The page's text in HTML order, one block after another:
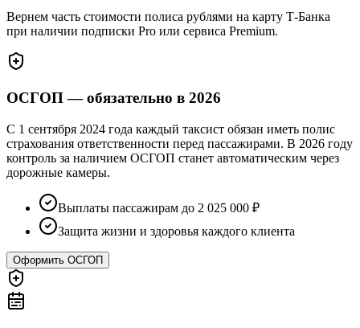
Вернем часть стоимости полиса рублями на карту Т-Банка
при наличии подписки Pro или сервиса Premium.
ОСГОП — обязательно в 2026
С 1 сентября 2024 года каждый таксист обязан иметь полис
страхования ответственности перед пассажирами. В 2026 году
контроль за наличием ОСГОП станет автоматическим через
дорожные камеры.
Выплаты пассажирам до 2 025 000 ₽
Защита жизни и здоровья каждого клиента
Оформить ОСГОП